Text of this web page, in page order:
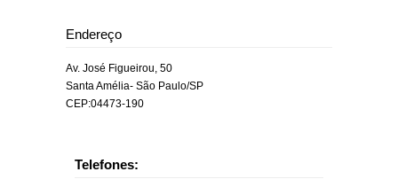
Endereço
Av. José Figueirou, 50
Santa Amélia- São Paulo/SP
CEP:04473-190
Telefones: